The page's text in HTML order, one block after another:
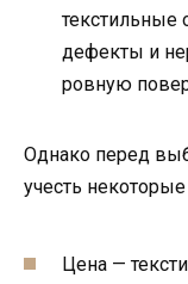
текстильные
дефекты и
ровную
Однако перед
учесть
Цена —